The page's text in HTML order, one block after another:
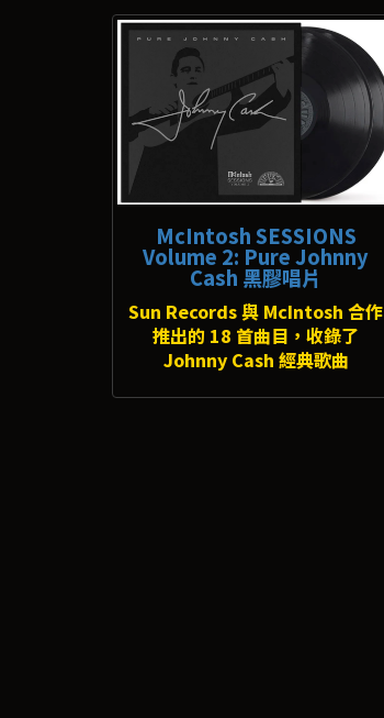
McIntosh SESSIONS
Volume 2: Pure Johnny
Cash 黑膠唱片
Sun Records 與 McIntosh 合作
推出的 18 首曲目，收錄了
Johnny Cash 經典歌曲